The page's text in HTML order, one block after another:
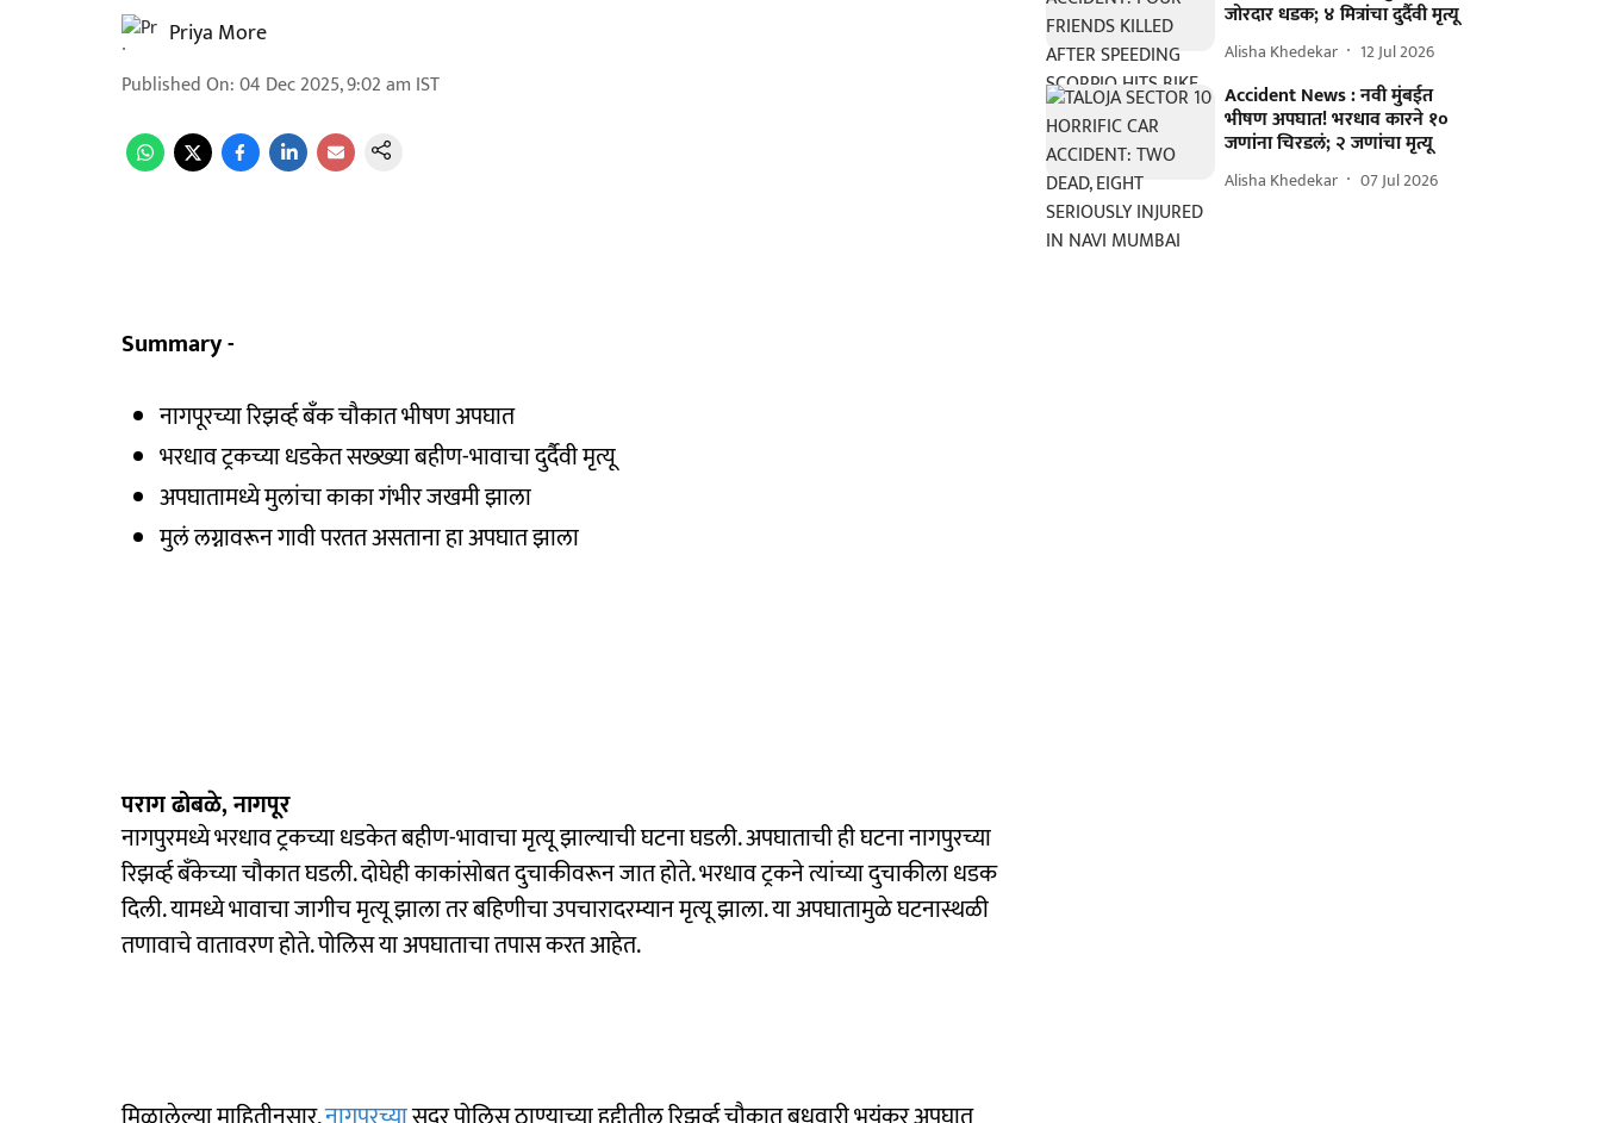
Priya More
Published On:04 Dec 2025, 9:02 am IST
Summary -
नागपूरच्या रिझर्व्ह बँक चौकात भीषण अपघात
भरधाव ट्रकच्या धडकेत सख्ख्या बहीण-भावाचा दुर्दैवी मृत्यू
अपघातामध्ये मुलांचा काका गंभीर जखमी झाला
मुलं लग्नावरून गावी परतत असताना हा अपघात झाला
पराग ढोबळे, नागपूर
नागपुरमध्ये भरधाव ट्रकच्या धडकेत बहीण-भावाचा मृत्यू झाल्याची घटना घडली. अपघाताची ही घटना नागपुरच्या
रिझर्व्ह बँकेच्या चौकात घडली. दोघेही काकांसोबत दुचाकीवरून जात होते. भरधाव ट्रकने त्यांच्या दुचाकीला धडक
दिली. यामध्ये भावाचा जागीच मृत्यू झाला तर बहिणीचा उपचारादरम्यान मृत्यू झाला. या अपघातामुळे घटनास्थळी
तणावाचे वातावरण होते. पोलिस या अपघाताचा तपास करत आहेत.
जोरदार धडक; ४ मित्रांचा दुर्दैवी मृत्यू
Alisha Khedekar 12 Jul 2026
Accident News : नवी मुंबईत
भीषण अपघात! भरधाव कारने १०
जणांना चिरडलं; २ जणांचा मृत्यू
Alisha Khedekar 07 Jul 2026